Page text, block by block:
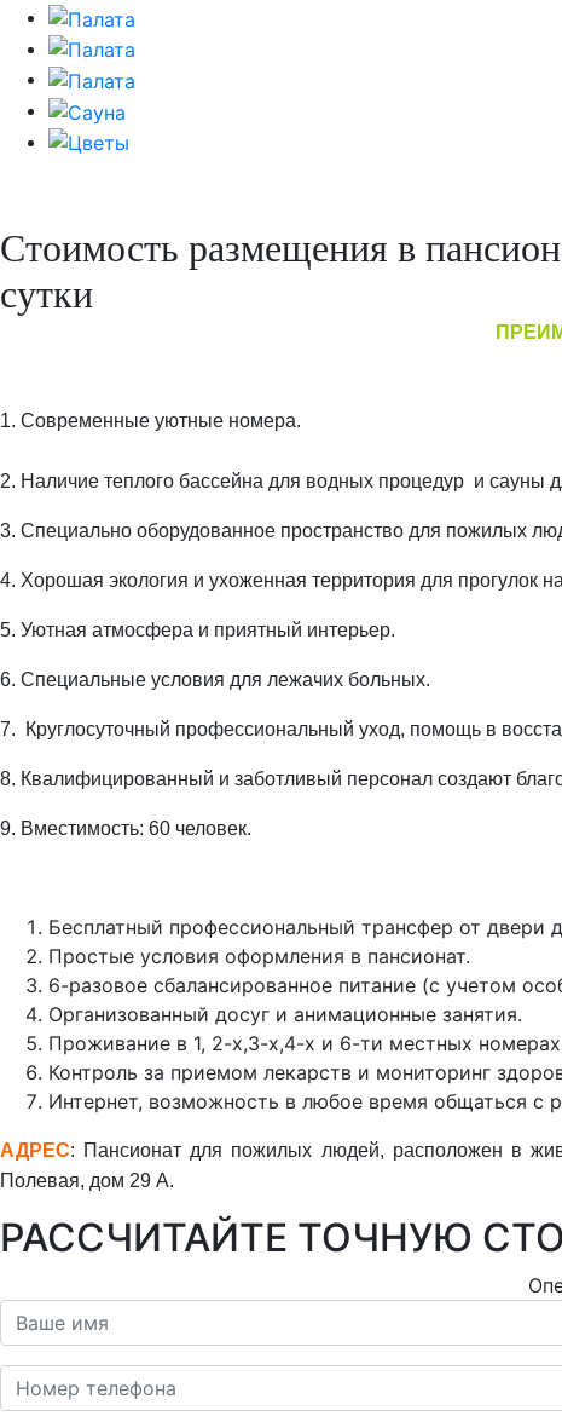
Стоимость размещения в
сутки
1. Современные уютные номера.
2. Наличие теплого бассейна для водных процедур и сауны
3. Специально оборудованное пространство для пожилых
4. Хорошая экология и ухоженная территория для прогулок
5. Уютная атмосфера и приятный интерьер.
6. Специальные условия для лежачих больных.
7. Круглосуточный профессиональный уход, помощь в
8. Квалифицированный и заботливый персонал создают
9. Вместимость: 60 человек.
Бесплатный профессиональный трансфер от двери
Простые условия оформления в пансионат.
6-разовое сбалансированное питание (с учетом
Организованный досуг и анимационные занятия.
Проживание в 1, 2-х,3-х,4-х и 6-ти местных
Контроль за приемом лекарств и мониторинг
Интернет, возможность в любое время общаться с
АДРЕС: Пансионат для пожилых людей, расположен в
Полевая, дом 29 А.
РАССЧИТАЙТЕ ТОЧНУЮ